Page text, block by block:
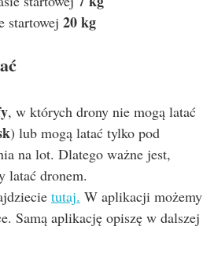
startowej 20 kg
, w których drony nie mogą latać
) lub mogą latać tylko pod
na lot. Dlatego ważne jest,
latać dronem.
tutaj. W aplikacji możemy
Samą aplikację opiszę w dalszej